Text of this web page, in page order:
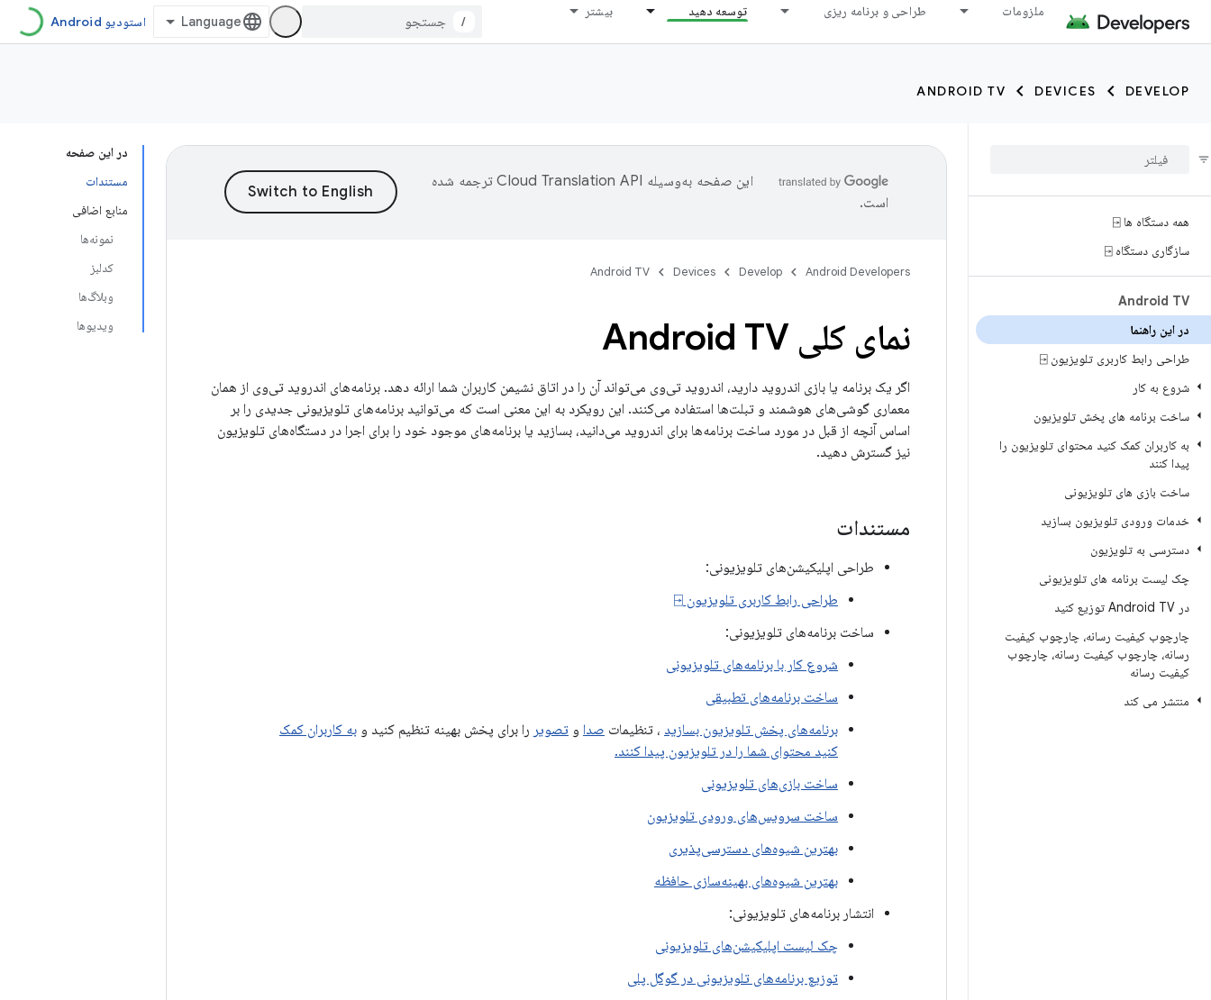
ملزومات طراحی و برنامه ریزی توسعه دهید بیشتر
/ استودیو Android
DEVELOP
DEVICES
ANDROID TV
همه دستگاه ها ⍈
سازگاری دستگاه ⍈
Android TV
در این راهنما
طراحی رابط کاربری تلویزیون ⍈
شروع به کار
ساخت برنامه های پخش تلویزیون
به کاربران کمک کنید محتوای تلویزیون را
پیدا کنند
ساخت بازی های تلویزیونی
خدمات ورودی تلویزیون بسازید
دسترسی به تلویزیون
چک لیست برنامه های تلویزیونی
در Android TV توزیع کنید
چارچوب کیفیت رسانه، چارچوب کیفیت
رسانه، چارچوب کیفیت رسانه، چارچوب
کیفیت رسانه
منتشر می کند
در این صفحه
مستندات
منابع اضافی
نمونه‌ها
کدلبز
وبلاگ‌ها
ویدیوها
این صفحه به‌وسیله
ترجمه شده
است.
Android Developers
Develop
Devices
Android TV
نمای کلی Android TV
اگر یک برنامه یا بازی اندروید دارید، اندروید تی‌وی می‌تواند آن را در اتاق نشیمن کاربران شما ارائه دهد. برنامه‌های اندروید تی‌وی از همان
معماری گوشی‌های هوشمند و تبلت‌ها استفاده می‌کنند. این رویکرد به این معنی است که می‌توانید برنامه‌های تلویزیونی جدیدی را بر
اساس آنچه از قبل در مورد ساخت برنامه‌ها برای اندروید می‌دانید، بسازید یا برنامه‌های موجود خود را برای اجرا در دستگاه‌های تلویزیون
نیز گسترش دهید.
مستندات
طراحی اپلیکیشن‌های تلویزیونی:
طراحی رابط کاربری تلویزیون ⍈
ساخت برنامه‌های تلویزیونی:
شروع کار با برنامه‌های تلویزیونی
ساخت برنامه‌های تطبیقی
برنامه‌های پخش تلویزیون بسازید ، تنظیمات صدا و تصویر را برای پخش بهینه تنظیم کنید و به کاربران کمک
کنید محتوای شما را در تلویزیون پیدا کنند.
ساخت بازی‌های تلویزیونی
ساخت سرویس‌های ورودی تلویزیون
بهترین شیوه‌های دسترسی‌پذیری
بهترین شیوه‌های بهینه‌سازی حافظه
انتشار برنامه‌های تلویزیونی:
چک لیست اپلیکیشن‌های تلویزیونی
توزیع برنامه‌های تلویزیونی در گوگل پلی